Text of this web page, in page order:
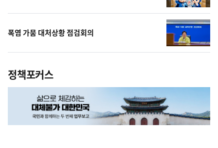
폭염 가뭄 대처상황 점검회의
정책포커스